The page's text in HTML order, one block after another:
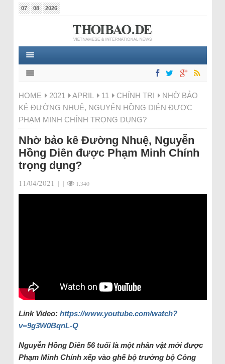
07 08 2026
HOME 2021 APRIL 11 CHÍNH TRỊ
NHỜ BẢO
KÊ ĐƯỜNG NHUỆ, NGUYỄN HỒNG DIÊN ĐƯỢC
PHẠM MINH CHÍNH TRỌNG DỤNG?
Nhờ bảo kê Đường Nhuệ, Nguyễn
Hồng Diên được Phạm Minh Chính
trọng dụng?
11/04/2021 | | 1.340
Link Video: https://www.youtube.com/watch?
v=9g3W0BqnL-Q
Nguyễn Hồng Diên 56 tuổi là một nhân vật mới được
Phạm Minh Chính xếp vào ghế bộ trưởng bộ Công